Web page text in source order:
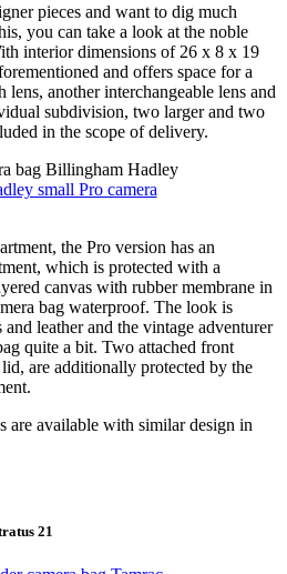
pieces and want to dig much
you can take a look at the noble
interior dimensions of 26 x 8 x 19
and offers space for a
another interchangeable lens and
subdivision, two larger and two
in the scope of delivery.
small Pro camera
the Pro version has an
which is protected with a
canvas with rubber membrane in
bag waterproof. The look is
leather and the vintage adventurer
quite a bit. Two attached front
are additionally protected by the
are available with similar design in
21